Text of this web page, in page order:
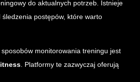
do aktualnych potrzeb. Istnieje
postępów, które warto
monitorowania treningu jest
. Platformy te zazwyczaj oferują